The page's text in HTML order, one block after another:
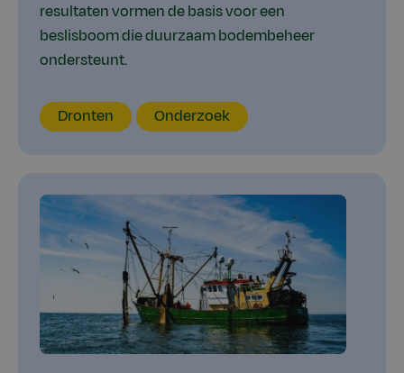
resultaten vormen de basis voor een
beslisboom die duurzaam bodembeheer
ondersteunt.
Locatie
Dronten Thema
Onderzoek